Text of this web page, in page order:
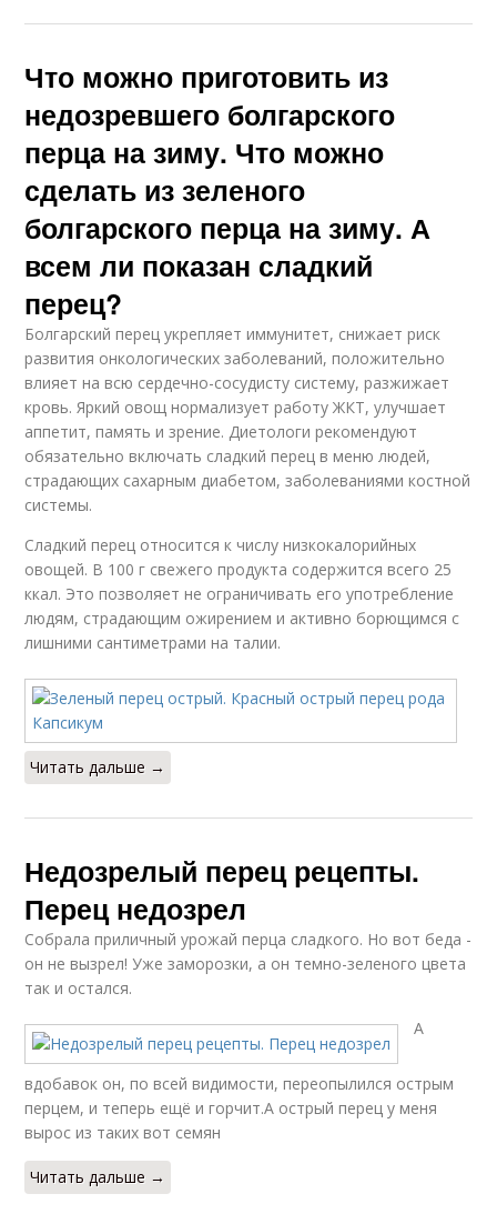
Что можно приготовить из
недозревшего болгарского
перца на зиму. Что можно
сделать из зеленого
болгарского перца на зиму. А
всем ли показан сладкий
перец?
Болгарский перец укрепляет иммунитет, снижает риск
развития онкологических заболеваний, положительно
влияет на всю сердечно-сосудисту систему, разжижает
кровь. Яркий овощ нормализует работу ЖКТ, улучшает
аппетит, память и зрение. Диетологи рекомендуют
обязательно включать сладкий перец в меню людей,
страдающих сахарным диабетом, заболеваниями костной
системы.
Сладкий перец относится к числу низкокалорийных
овощей. В 100 г свежего продукта содержится всего 25
ккал. Это позволяет не ограничивать его употребление
людям, страдающим ожирением и активно борющимся с
лишними сантиметрами на талии.
Читать дальше →
Недозрелый перец рецепты.
Перец недозрел
Собрала приличный урожай перца сладкого. Но вот беда -
он не вызрел! Уже заморозки, а он темно-зеленого цвета
так и остался.
А
вдобавок он, по всей видимости, переопылился острым
перцем, и теперь ещё и горчит.А острый перец у меня
вырос из таких вот семян
Читать дальше →